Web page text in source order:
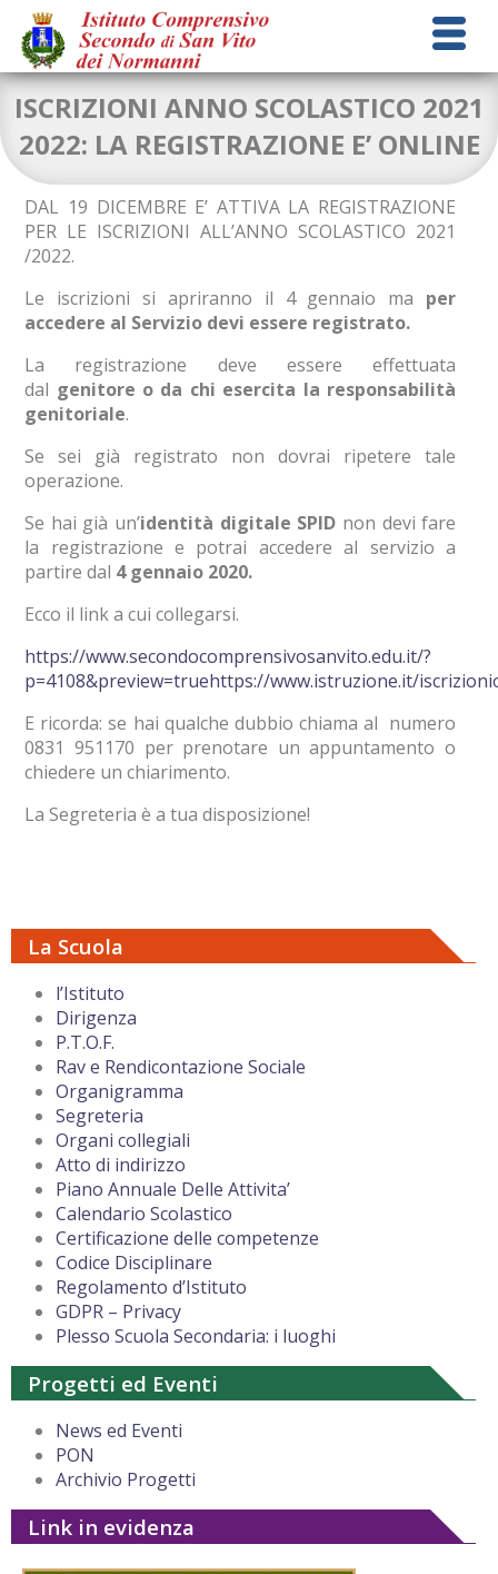
La Scuola
l’Istituto
Dirigenza
P.T.O.F.
Rav e Rendicontazione Sociale
Organigramma
Segreteria
Organi collegiali
Atto di indirizzo
Piano Annuale Delle Attivita’
Calendario Scolastico
Certificazione delle competenze
Codice Disciplinare
Regolamento d’Istituto
GDPR – Privacy
Plesso Scuola Secondaria: i luoghi
Progetti ed Eventi
News ed Eventi
PON
Archivio Progetti
Link in evidenza
ISCRIZIONI ANNO SCOLASTICO 2021
2022: LA REGISTRAZIONE E’ ONLINE
DAL 19 DICEMBRE E’ ATTIVA LA REGISTRAZIONE
PER LE ISCRIZIONI ALL’ANNO SCOLASTICO 2021
/2022.
Le iscrizioni si apriranno il 4 gennaio ma per
accedere al Servizio devi essere registrato.
La registrazione deve essere effettuata
dal genitore o da chi esercita la responsabilità
genitoriale.
Se sei già registrato non dovrai ripetere tale
operazione.
Se hai già un’identità digitale SPID non devi fare
la registrazione e potrai accedere al servizio a
partire dal 4 gennaio 2020.
Ecco il link a cui collegarsi.
https://www.secondocomprensivosanvito.edu.it/?
p=4108&preview=truehttps://www.istruzione.it/
E ricorda: se hai qualche dubbio chiama al numero
0831 951170 per prenotare un appuntamento o
chiedere un chiarimento.
La Segreteria è a tua disposizione!